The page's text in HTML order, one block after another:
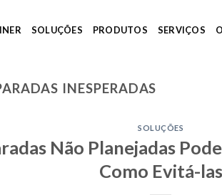
SOLUÇÕES PRODUTOS SERVIÇOS
INESPERADAS
SOLUÇÕES
Não Planejadas
Como Evitá-las